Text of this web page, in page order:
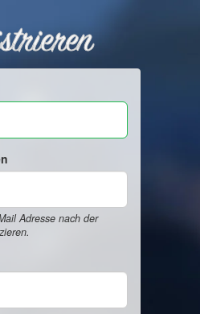
Adresse nach der